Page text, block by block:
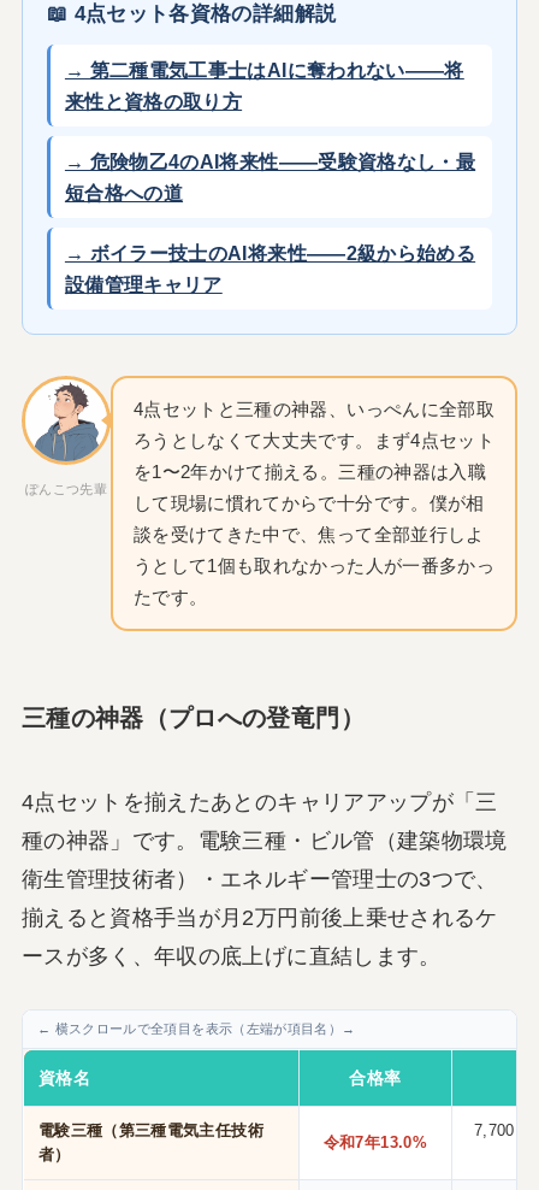
📖 4点セット各資格の詳細解説
→ 第二種電気工事士はAIに奪われない——将
来性と資格の取り方
→ 危険物乙4のAI将来性——受験資格なし・最
短合格への道
→ ボイラー技士のAI将来性——2級から始める
設備管理キャリア
ぽんこつ先輩
4点セットと三種の神器、いっぺんに全部取
ろうとしなくて大丈夫です。まず4点セット
を1〜2年かけて揃える。三種の神器は入職
して現場に慣れてからで十分です。僕が相
談を受けてきた中で、焦って全部並行しよ
うとして1個も取れなかった人が一番多かっ
たです。
三種の神器（プロへの登竜門）
4点セットを揃えたあとのキャリアアップが「三
種の神器」です。電験三種・ビル管（建築物環境
衛生管理技術者）・エネルギー管理士の3つで、
揃えると資格手当が月2万円前後上乗せされるケ
ースが多く、年収の底上げに直結します。
資格名 合格率
電験三種（第三種電気主任技術
者）
令和7年13.0%
7,700円